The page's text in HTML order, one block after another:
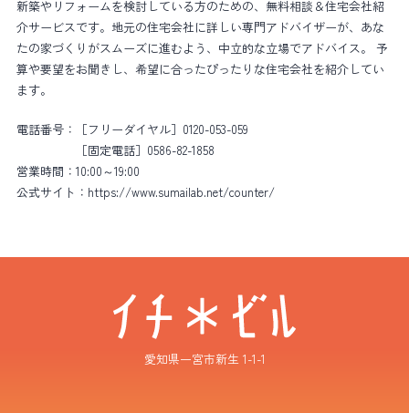
新築やリフォームを検討している方のための、無料相談＆住宅会社紹
介サービスです。地元の住宅会社に詳しい専門アドバイザーが、あな
たの家づくりがスムーズに進むよう、中立的な立場でアドバイス。 予
算や要望をお聞きし、希望に合ったぴったりな住宅会社を紹介してい
ます。
電話番号：
［フリーダイヤル］0120-053-059
［固定電話］0586-82-1858
営業時間： 10:00～19:00
公式サイト： https://www.sumailab.net/counter/
愛知県一宮市新生 1-1-1